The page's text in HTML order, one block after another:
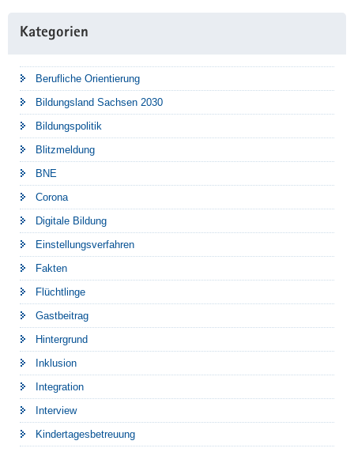
Kategorien
Berufliche Orientierung
Bildungsland Sachsen 2030
Bildungspolitik
Blitzmeldung
BNE
Corona
Digitale Bildung
Einstellungsverfahren
Fakten
Flüchtlinge
Gastbeitrag
Hintergrund
Inklusion
Integration
Interview
Kindertagesbetreuung